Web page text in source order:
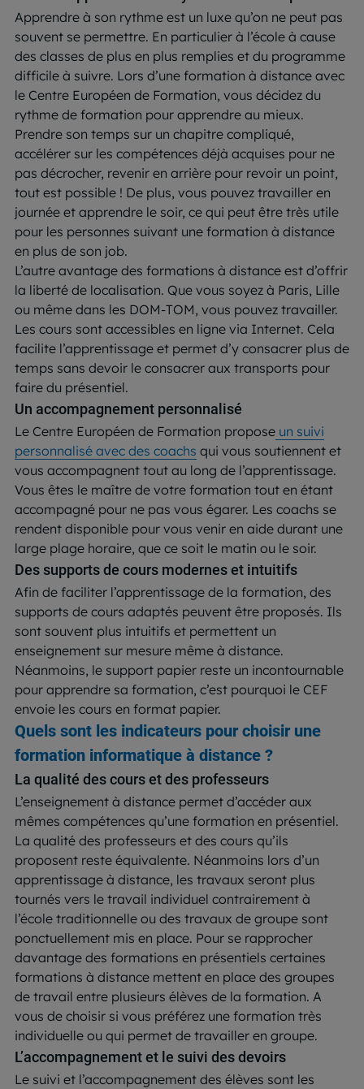
Apprendre à son rythme est un luxe qu’on ne peut pas
souvent se permettre. En particulier à l’école à cause
des classes de plus en plus remplies et du programme
difficile à suivre. Lors d’une formation à distance avec
le Centre Européen de Formation, vous décidez du
rythme de formation pour apprendre au mieux.
Prendre son temps sur un chapitre compliqué,
accélérer sur les compétences déjà acquises pour ne
pas décrocher, revenir en arrière pour revoir un point,
tout est possible ! De plus, vous pouvez travailler en
journée et apprendre le soir, ce qui peut être très utile
pour les personnes suivant une formation à distance
en plus de son job.
L’autre avantage des formations à distance est d’offrir
la liberté de localisation. Que vous soyez à Paris, Lille
ou même dans les DOM-TOM, vous pouvez travailler.
Les cours sont accessibles en ligne via Internet. Cela
facilite l’apprentissage et permet d’y consacrer plus de
temps sans devoir le consacrer aux transports pour
faire du présentiel.
Un accompagnement personnalisé
Le Centre Européen de Formation propose un suivi
personnalisé avec des coachs qui vous soutiennent et
vous accompagnent tout au long de l’apprentissage.
Vous êtes le maître de votre formation tout en étant
accompagné pour ne pas vous égarer. Les coachs se
rendent disponible pour vous venir en aide durant une
large plage horaire, que ce soit le matin ou le soir.
Des supports de cours modernes et intuitifs
Afin de faciliter l’apprentissage de la formation, des
supports de cours adaptés peuvent être proposés. Ils
sont souvent plus intuitifs et permettent un
enseignement sur mesure même à distance.
Néanmoins, le support papier reste un incontournable
pour apprendre sa formation, c’est pourquoi le CEF
envoie les cours en format papier.
Quels sont les indicateurs pour choisir une
formation informatique à distance ?
La qualité des cours et des professeurs
L’enseignement à distance permet d’accéder aux
mêmes compétences qu’une formation en présentiel.
La qualité des professeurs et des cours qu’ils
proposent reste équivalente. Néanmoins lors d’un
apprentissage à distance, les travaux seront plus
tournés vers le travail individuel contrairement à
l’école traditionnelle ou des travaux de groupe sont
ponctuellement mis en place. Pour se rapprocher
davantage des formations en présentiels certaines
formations à distance mettent en place des groupes
de travail entre plusieurs élèves de la formation. A
vous de choisir si vous préférez une formation très
individuelle ou qui permet de travailler en groupe.
L’accompagnement et le suivi des devoirs
Le suivi et l’accompagnement des élèves sont les